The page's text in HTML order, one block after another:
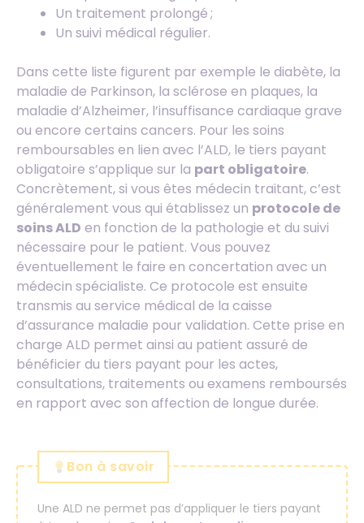
Un traitement prolongé ;
Un suivi médical régulier.
Dans cette liste figurent par exemple le diabète, la
maladie de Parkinson, la sclérose en plaques, la
maladie d’Alzheimer, l’insuffisance cardiaque grave
ou encore certains cancers. Pour les soins
remboursables en lien avec l’ALD, le tiers payant
obligatoire s’applique sur la part obligatoire.
Concrètement, si vous êtes médecin traitant, c’est
généralement vous qui établissez un protocole de
soins ALD en fonction de la pathologie et du suivi
nécessaire pour le patient. Vous pouvez
éventuellement le faire en concertation avec un
médecin spécialiste. Ce protocole est ensuite
transmis au service médical de la caisse
d’assurance maladie pour validation. Cette prise en
charge ALD permet ainsi au patient assuré de
bénéficier du tiers payant pour les actes,
consultations, traitements ou examens remboursés
en rapport avec son affection de longue durée.
Bon à savoir
Une ALD ne permet pas d’appliquer le tiers payant